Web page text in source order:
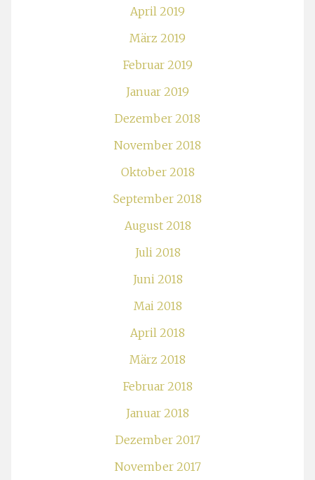
April 2019
März 2019
Februar 2019
Januar 2019
Dezember 2018
November 2018
Oktober 2018
September 2018
August 2018
Juli 2018
Juni 2018
Mai 2018
April 2018
März 2018
Februar 2018
Januar 2018
Dezember 2017
November 2017